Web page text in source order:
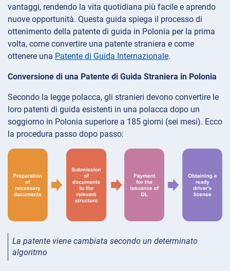
vantaggi, rendendo la vita quotidiana più facile e aprendo
nuove opportunità. Questa guida spiega il processo di
ottenimento della patente di guida in Polonia per la prima
volta, come convertire una patente straniera e come
ottenere una Patente di Guida Internazionale.
Conversione di una Patente di Guida Straniera in Polonia
Secondo la legge polacca, gli stranieri devono convertire le
loro patenti di guida esistenti in una polacca dopo un
soggiorno in Polonia superiore a 185 giorni (sei mesi). Ecco
la procedura passo dopo passo:
La patente viene cambiata secondo un determinato
algoritmo